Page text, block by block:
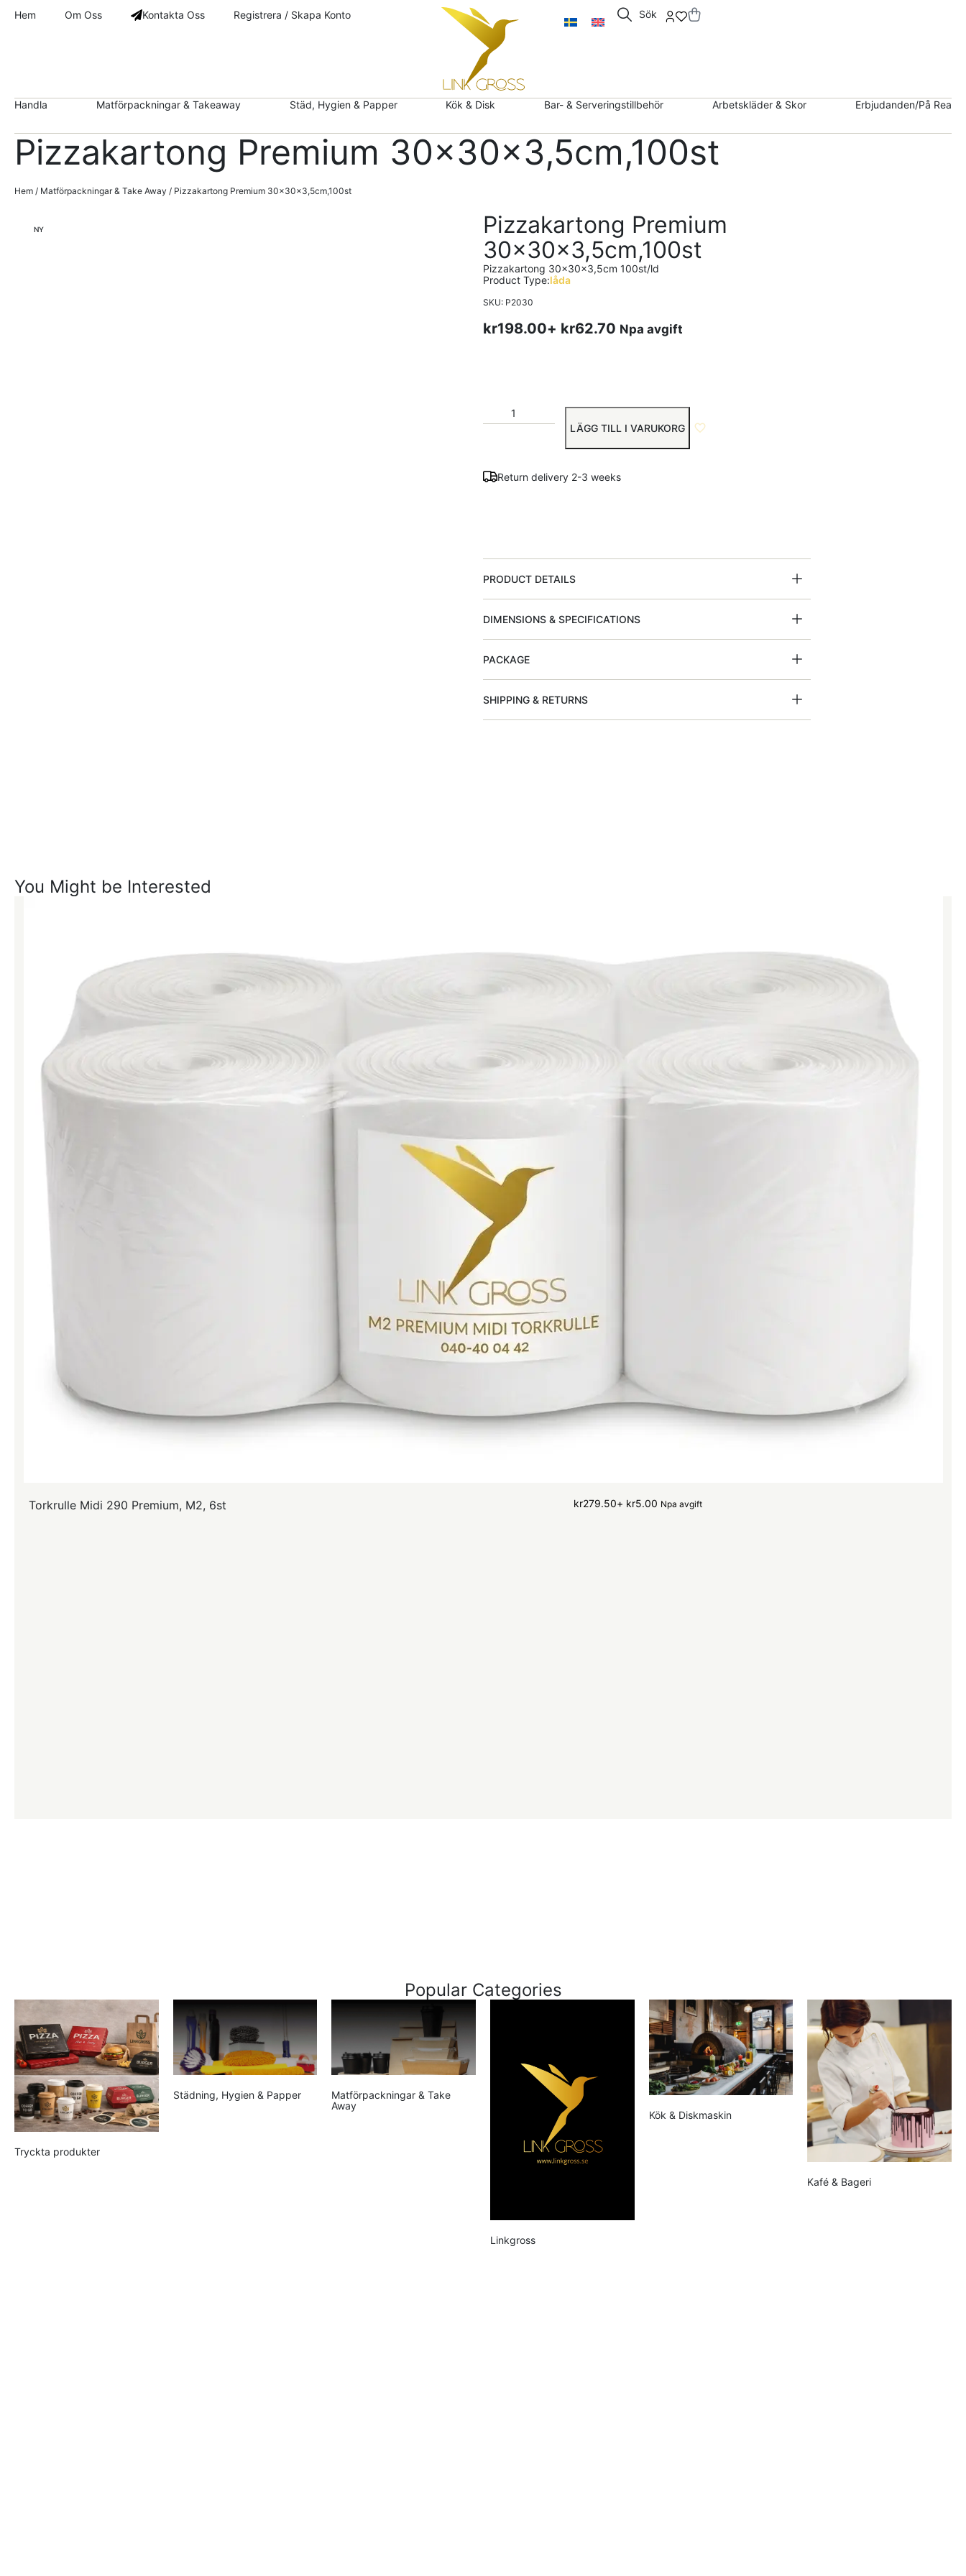
Hem Om Oss Kontakta Oss Registrera / Skapa Konto Sök
Handla Matförpackningar & Takeaway Städ, Hygien & Papper Kök & Disk Bar- & Serveringstillbehör Arbetskläder & Skor Erbjudanden/På Rea
Pizzakartong Premium 30x30x3,5cm,100st
Hem / Matförpackningar & Take Away / Pizzakartong Premium 30x30x3,5cm,100st
NY
Pizzakartong Premium
30x30x3,5cm,100st
Pizzakartong 30x30x3,5cm 100st/ld
Product Type:låda
SKU: P2030
kr198.00+ kr62.70 Npa avgift
LÄGG TILL I VARUKORG
Return delivery 2-3 weeks
PRODUCT DETAILS
DIMENSIONS & SPECIFICATIONS
PACKAGE
SHIPPING & RETURNS
You Might be Interested
Torkrulle Midi 290 Premium, M2, 6st kr279.50+ kr5.00 Npa avgift
Popular Categories
Tryckta produkter
Städning, Hygien & Papper
Matförpackningar & Take
Away
Linkgross
Kök & Diskmaskin
Kafé & Bageri